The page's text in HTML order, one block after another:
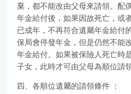
棄，都不能改由父母來請領。配
年金給付後，如果因故死亡，或
已成年，不再符合遺屬年金給付
保局會停發年金，但是仍然不能
年金給付。如果被保險人死亡時
子女，此時才可由父母為順位請
四、各順位遺屬的請領條件 ：